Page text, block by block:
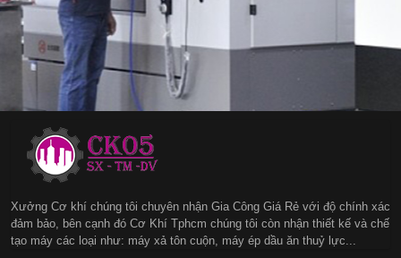
Xưởng Cơ khí chúng tôi chuyên nhận Gia Công Giá Rẻ với độ chính xác
đảm bảo, bên cạnh đó Cơ Khí Tphcm chúng tôi còn nhận thiết kế và chế
tạo máy các loại như: máy xả tôn cuộn, máy ép dầu ăn thuỷ lực...